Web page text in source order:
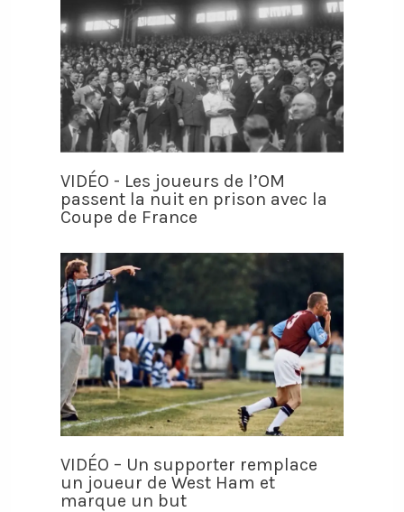
VIDÉO - Les joueurs de l’OM
passent la nuit en prison avec la
Coupe de France
VIDÉO – Un supporter remplace
un joueur de West Ham et
marque un but